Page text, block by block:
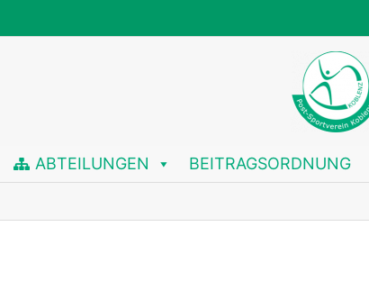
ABTEILUNGEN BEITRAGSORDNUNG